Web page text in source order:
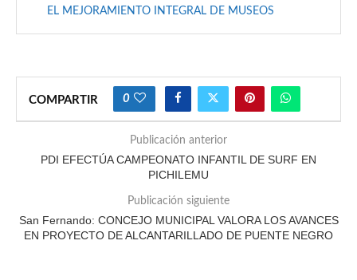
EL MEJORAMIENTO INTEGRAL DE MUSEOS
COMPARTIR 0
Publicación anterior
PDI EFECTÚA CAMPEONATO INFANTIL DE SURF EN
PICHILEMU
Publicación siguiente
San Fernando: CONCEJO MUNICIPAL VALORA LOS AVANCES
EN PROYECTO DE ALCANTARILLADO DE PUENTE NEGRO